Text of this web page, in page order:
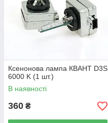
Ксенонова лампа КВАНТ D3S
6000 K (1 шт.)
В наявності
360 ₴